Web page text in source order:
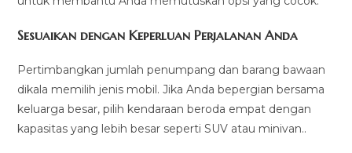
Sesuaikan dengan Keperluan Perjalanan Anda
Pertimbangkan jumlah penumpang dan barang bawaan
dikala memilih jenis mobil. Jika Anda bepergian bersama
keluarga besar, pilih kendaraan beroda empat dengan
kapasitas yang lebih besar seperti SUV atau minivan..